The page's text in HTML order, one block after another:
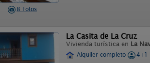
8 Fotos
La Casita de La Cruz
Vivienda turística en La
Alquiler completo
4+1